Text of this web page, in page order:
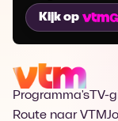
Kijk op
Programma'sTV-
Route naar VTM